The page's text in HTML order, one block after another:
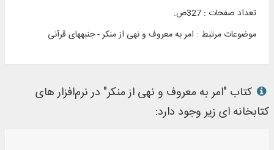
تعداد صفحات : 327ص.
موضوعات مرتبط : امر به معروف و نهی از منکر - جنبه‏های قرآنی
کتاب "امر به معروف و نهی از منکر" در نرم‌افزار های
کتابخانه ای زیر وجود دارد: